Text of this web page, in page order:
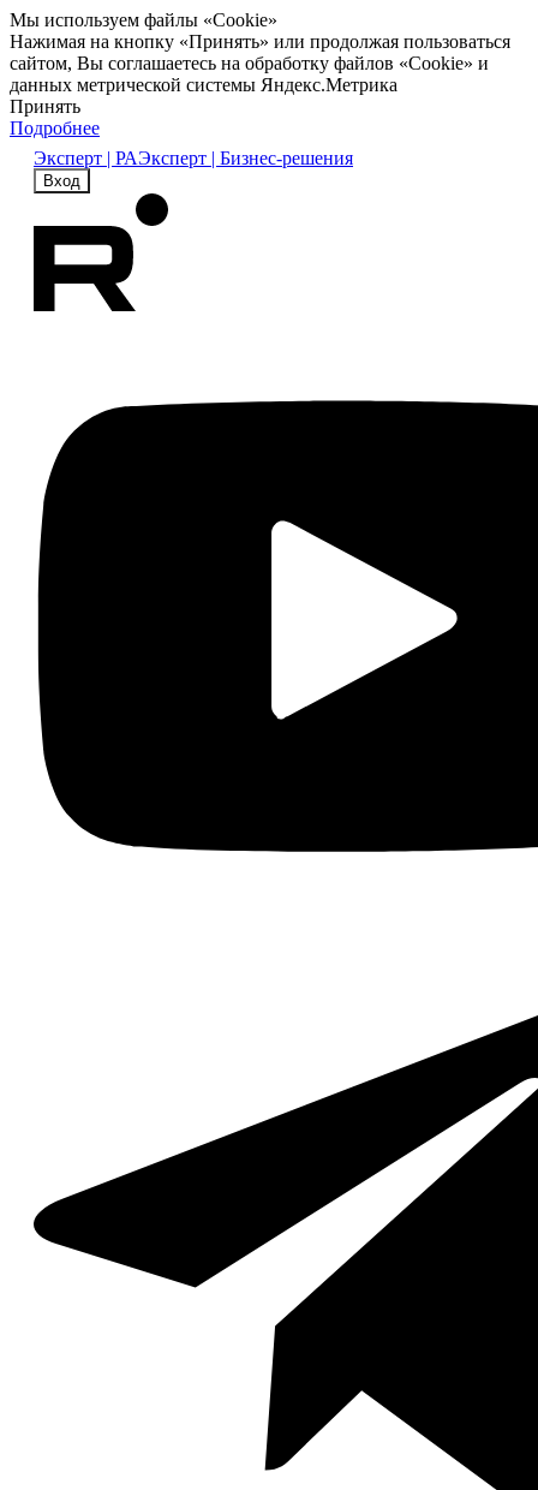
Мы используем файлы «Cookie»
Нажимая на кнопку «Принять» или продолжая пользоваться
сайтом, Вы соглашаетесь на обработку файлов «Cookie» и
данных метрической системы Яндекс.Метрика
Принять
Подробнее
Эксперт | РАЭксперт | Бизнес-решения
Вход